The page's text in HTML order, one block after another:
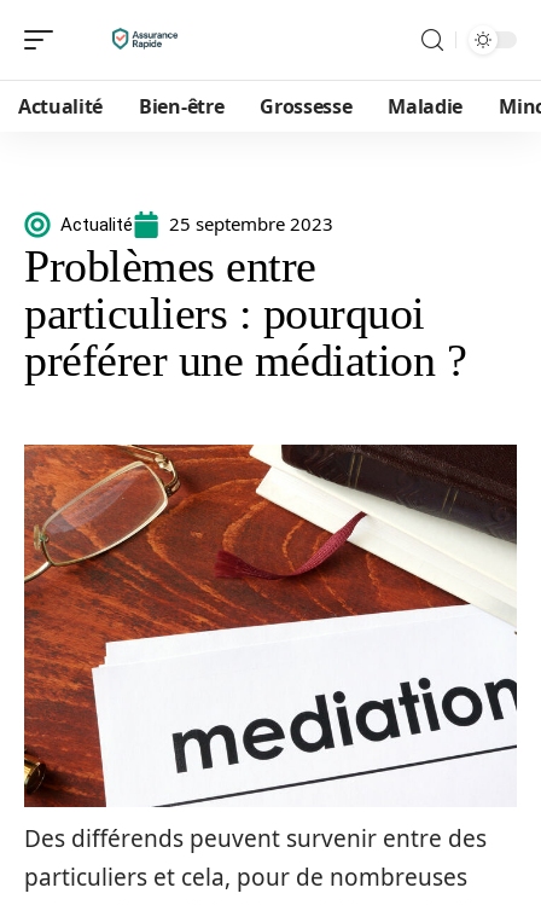
Actualité Bien-être Grossesse Maladie
Actualité 25 septembre 2023
Problèmes entre
particuliers : pourquoi
préférer une médiation ?
Des différends peuvent survenir entre des
particuliers et cela, pour de nombreuses